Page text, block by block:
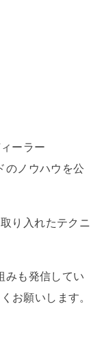
ーラー
のノウハウを公
り入れたテクニ
みも発信してい
お願いします。